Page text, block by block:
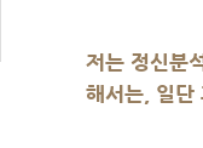
저는 정신분
해서는, 일단